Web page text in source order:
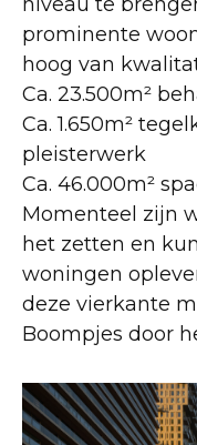
prominente
hoog van
Ca. 23.500m²
Ca. 1.650m²
pleisterwerk
Ca. 46.000m²
Momenteel zijn
het zetten en
woningen
deze vierkante
Boompjes door